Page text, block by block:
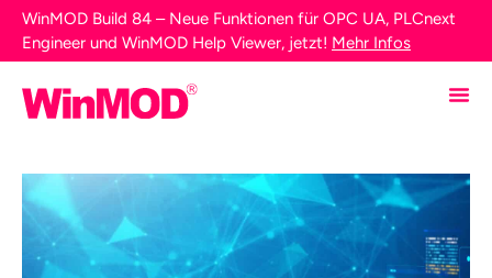
WinMOD Build 84 – Neue Funktionen für OPC UA, PLCnext
Engineer und WinMOD Help Viewer, jetzt! Mehr Infos